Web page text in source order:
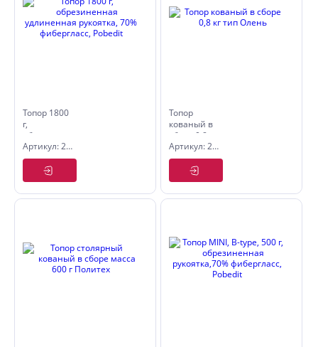
Топор 1800
г,
обрезиненная
удлиненная
рукоятка,
фибергласс,
Pobedit
Артикул: 2544318
Топор
кованый в
сборе 0,8
кг тип
Олень
Артикул: 2646310